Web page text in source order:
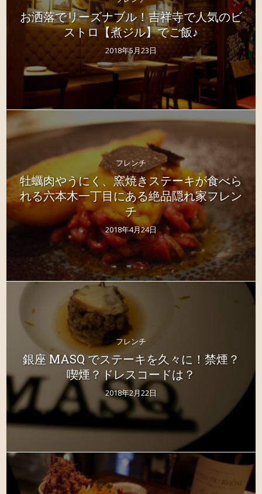
お洒落でリーズナブル！吉祥寺で人気のビ
ストロ【煮ジル】でご飯♪
2018年5月23日
フレンチ
牡蠣肉やうにく、窯焼きステーキが食べら
れる六本木一丁目にある絶品隠れ家フレン
チ
2018年4月24日
フレンチ
銀座 MASQ でステーキを久々に！禁煙？
喫煙？ドレスコードは？
2018年2月22日